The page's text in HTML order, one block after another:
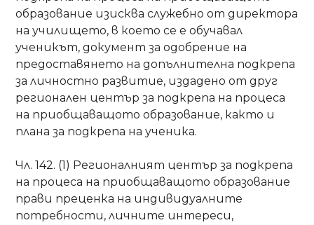
образование изисква служебно от директора
на училището, в което се е обучавал
ученикът, документ за одобрение на
предоставянето на допълнителна подкрепа
за личностно развитие, издадено от друг
регионален център за подкрепа на процеса
на приобщаващото образование, както и
плана за подкрепа на ученика.
Чл. 142. (1) Регионалният център за подкрепа
на процеса на приобщаващото образование
прави преценка на индивидуалните
потребности, личните интереси,